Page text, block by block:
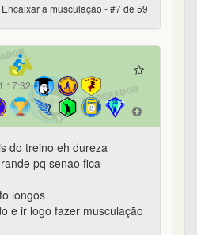
Encaixar a musculação - #7 de 59
17:32
do treino eh dureza
pq senao fica
longos
e ir logo fazer musculação